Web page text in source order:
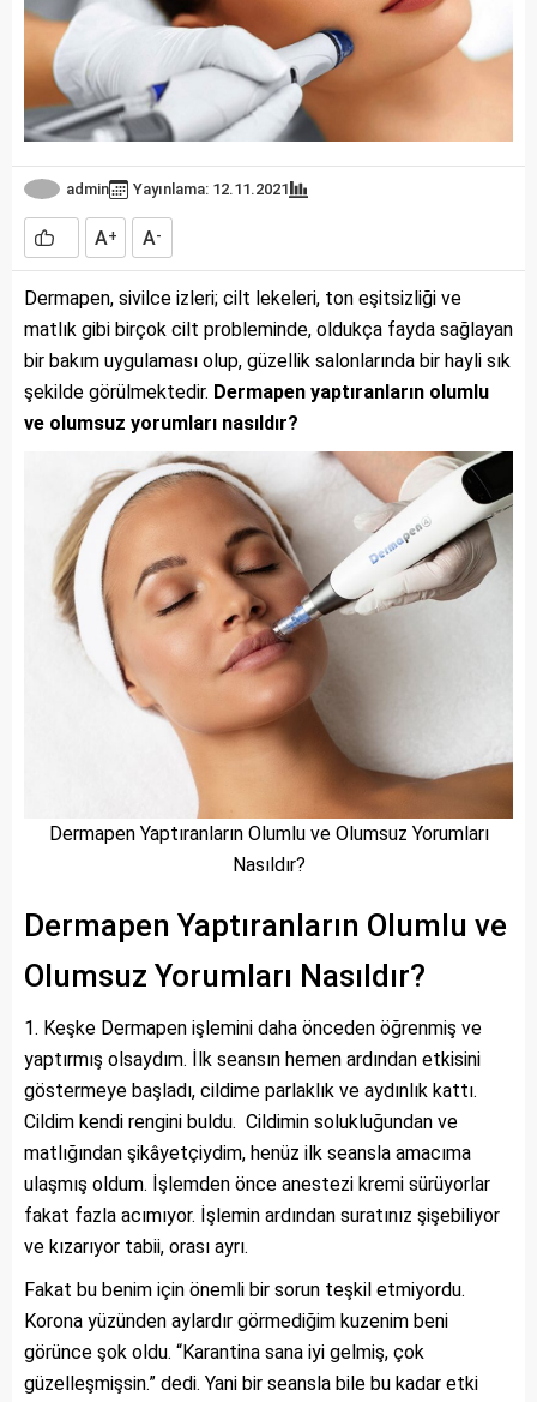
admin Yayınlama: 12.11.2021
A+ A-
Dermapen, sivilce izleri; cilt lekeleri, ton eşitsizliği ve
matlık gibi birçok cilt probleminde, oldukça fayda sağlayan
bir bakım uygulaması olup, güzellik salonlarında bir hayli sık
şekilde görülmektedir. Dermapen yaptıranların olumlu
ve olumsuz yorumları nasıldır?
Dermapen Yaptıranların Olumlu ve Olumsuz Yorumları
Nasıldır?
Dermapen Yaptıranların Olumlu ve
Olumsuz Yorumları Nasıldır?
Keşke Dermapen işlemini daha önceden öğrenmiş ve
yaptırmış olsaydım. İlk seansın hemen ardından etkisini
göstermeye başladı, cildime parlaklık ve aydınlık kattı.
Cildim kendi rengini buldu. Cildimin solukluğundan ve
matlığından şikâyetçiydim, henüz ilk seansla amacıma
ulaşmış oldum. İşlemden önce anestezi kremi sürüyorlar
fakat fazla acımıyor. İşlemin ardından suratınız şişebiliyor
ve kızarıyor tabii, orası ayrı.
Fakat bu benim için önemli bir sorun teşkil etmiyordu.
Korona yüzünden aylardır görmediğim kuzenim beni
görünce şok oldu. “Karantina sana iyi gelmiş, çok
güzelleşmişsin.” dedi. Yani bir seansla bile bu kadar etki